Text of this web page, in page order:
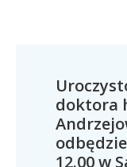
doktora
12.00 w